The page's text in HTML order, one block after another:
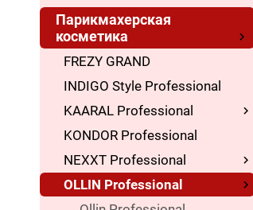
Парикмахерская
косметика
FREZY GRAND
INDIGO Style Professional
KAARAL Professional
KONDOR Professional
NEXXT Professional
OLLIN Professional